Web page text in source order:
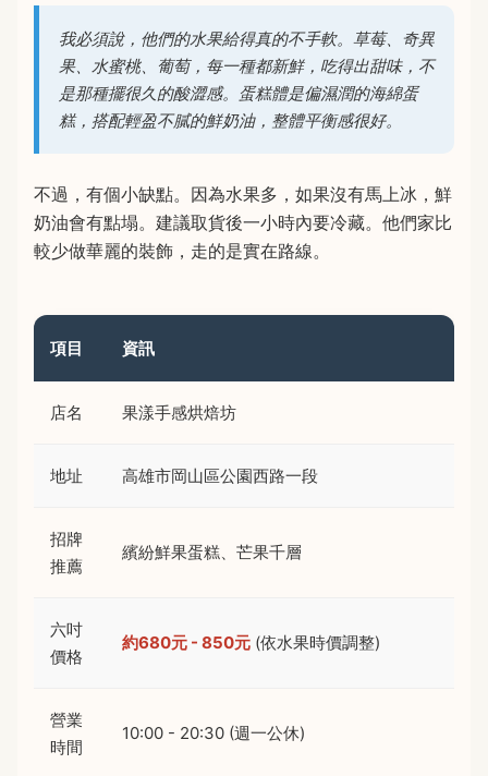
我必須說，他們的水果給得真的不手軟。草莓、奇異
果、水蜜桃、葡萄，每一種都新鮮，吃得出甜味，不
是那種擺很久的酸澀感。蛋糕體是偏濕潤的海綿蛋
糕，搭配輕盈不膩的鮮奶油，整體平衡感很好。
不過，有個小缺點。因為水果多，如果沒有馬上冰，鮮
奶油會有點塌。建議取貨後一小時內要冷藏。他們家比
較少做華麗的裝飾，走的是實在路線。
項目 資訊
店名 果漾手感烘焙坊
地址 高雄市岡山區公園西路一段
招牌
推薦
繽紛鮮果蛋糕、芒果千層
六吋
價格
約680元 - 850元 (依水果時價調整)
營業
時間
10:00 - 20:30 (週一公休)